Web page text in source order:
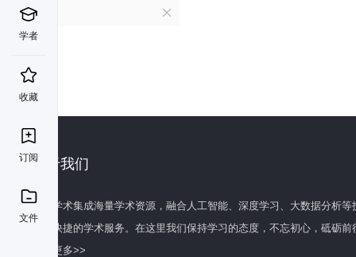
学者
收藏
订阅
文件
D
关于我们
百度学术集成海量学术资源，融合人工智能、深度学习、大数据分析
全面快捷的学术服务。在这里我们保持学习的态度，不忘初心，砥砺前
了解更多>>